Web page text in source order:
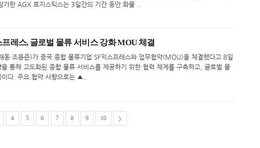
가한 AGX 로지스틱스는 3일간의 기간 동안 화물 ..
레스, 글로벌 물류 서비스 강화 MOU 체결
동·조용준)가 중국 종합 물류기업 SF익스프레스와 업무협약(MOU)을 체결했다고 8일
통해 고도화된 종합 물류 서비스를 제공하기 위한 협력 체계를 구축하고, 글로벌 물
다. 주요 협약 사항으로는 ▲..
4 5 6 7 8 9 10 >